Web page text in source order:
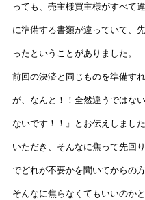
っても、売主様買主様がすべて
に準備する書類が違っていて、
ったということがありました。
前回の決済と同じものを準備す
が、なんと！！全然違うではな
ないです！！』とお伝えしまし
いただき、そんなに焦って先回
でどれが不要かを聞いてからの
そんなに焦らなくてもいいのか